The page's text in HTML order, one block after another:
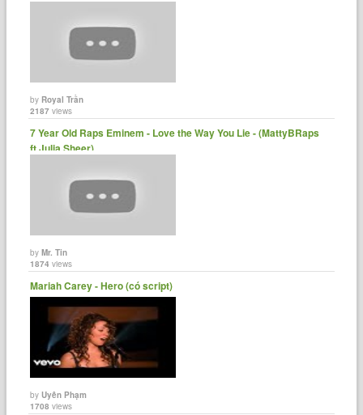
by Royal Trần
2187 views
7 Year Old Raps Eminem - Love the Way You Lie - (MattyBRaps
ft Julia Sheer)
byMr. Tin
1874 views
Mariah Carey - Hero (có script)
byUyên Phạm
1708 views